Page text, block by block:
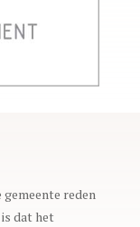
reden
dat het